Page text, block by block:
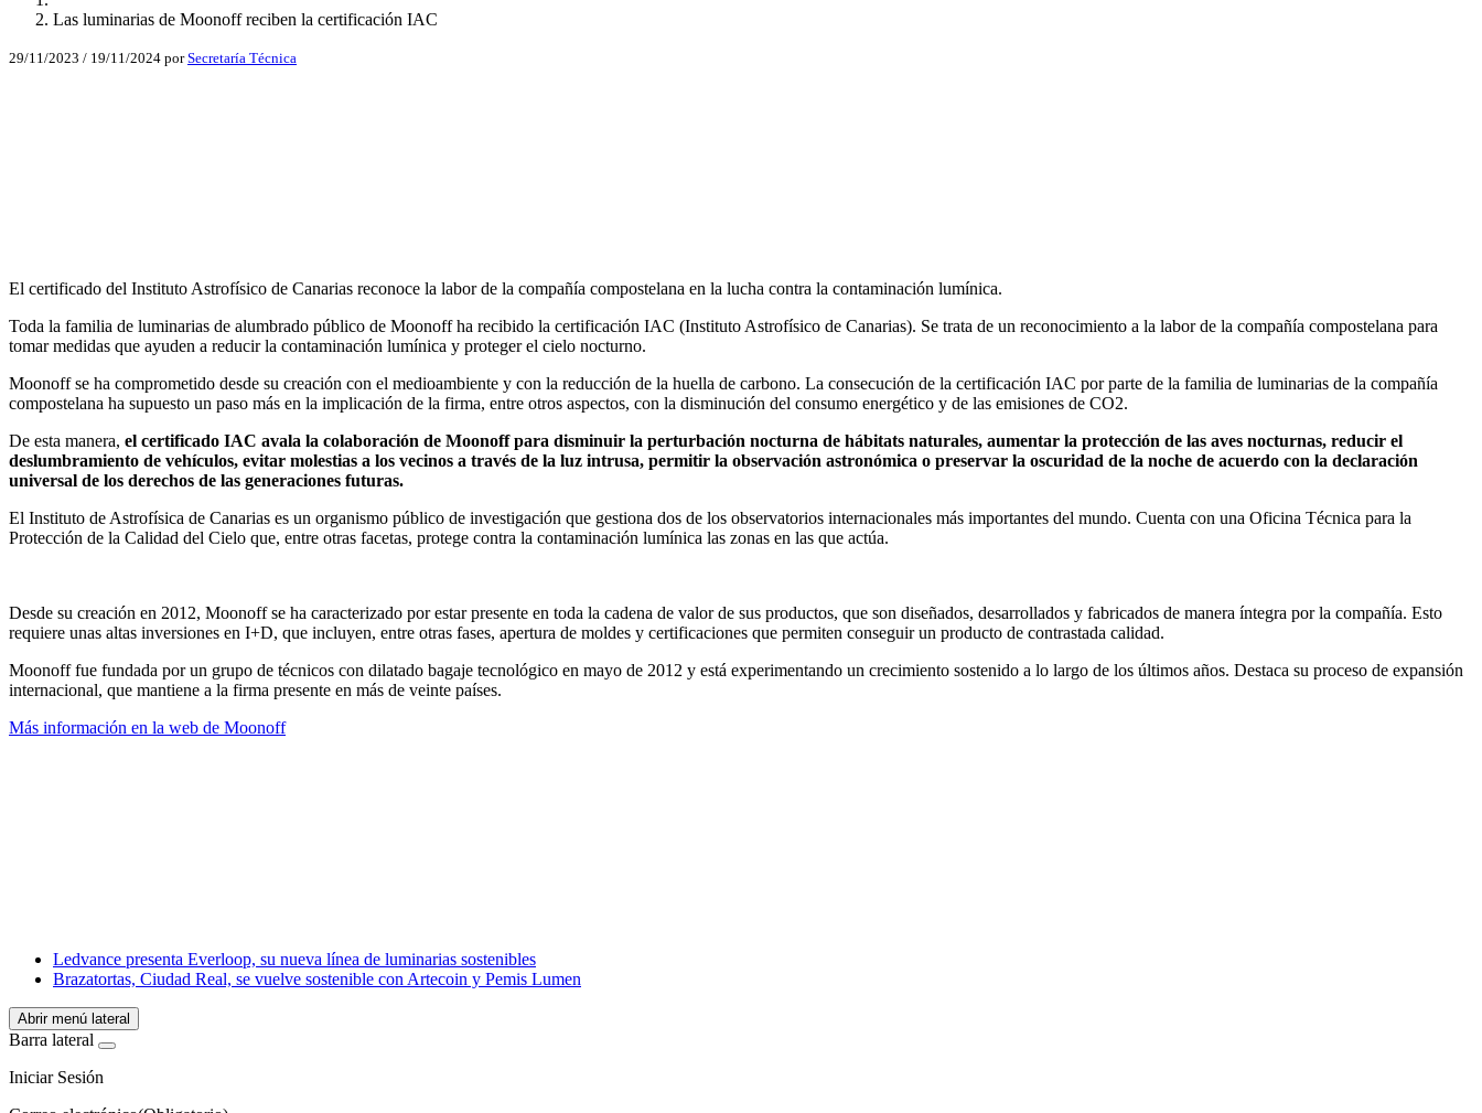
Las luminarias de Moonoff reciben la certificación IAC
29/11/2023 / 19/11/2024 porSecretaría Técnica
WhatsApp
El certificado del Instituto Astrofísico de Canarias reconoce la labor de la compañía compostelana en la lucha contra la contaminación lumínica.
Toda la familia de luminarias de alumbrado público de Moonoff ha recibido la certificación IAC (Instituto Astrofísico de Canarias). Se trata de un reconocimiento a la labor de la compañía compostelana para
tomar medidas que ayuden a reducir la contaminación lumínica y proteger el cielo nocturno.
Moonoff se ha comprometido desde su creación con el medioambiente y con la reducción de la huella de carbono. La consecución de la certificación IAC por parte de la familia de luminarias de la compañía
compostelana ha supuesto un paso más en la implicación de la firma, entre otros aspectos, con la disminución del consumo energético y de las emisiones de CO2.
De esta manera, el certificado IAC avala la colaboración de Moonoff para disminuir la perturbación nocturna de hábitats naturales, aumentar la protección de las aves nocturnas, reducir el
deslumbramiento de vehículos, evitar molestias a los vecinos a través de la luz intrusa, permitir la observación astronómica o preservar la oscuridad de la noche de acuerdo con la declaración
universal de los derechos de las generaciones futuras.
El Instituto de Astrofísica de Canarias es un organismo público de investigación que gestiona dos de los observatorios internacionales más importantes del mundo. Cuenta con una Oficina Técnica para la
Protección de la Calidad del Cielo que, entre otras facetas, protege contra la contaminación lumínica las zonas en las que actúa.
Desde su creación en 2012, Moonoff se ha caracterizado por estar presente en toda la cadena de valor de sus productos, que son diseñados, desarrollados y fabricados de manera íntegra por la compañía. Esto
requiere unas altas inversiones en I+D, que incluyen, entre otras fases, apertura de moldes y certificaciones que permiten conseguir un producto de contrastada calidad.
Moonoff fue fundada por un grupo de técnicos con dilatado bagaje tecnológico en mayo de 2012 y está experimentando un crecimiento sostenido a lo largo de los últimos años. Destaca su proceso de expansión
internacional, que mantiene a la firma presente en más de veinte países.
Más información en la web de Moonoff
WhatsApp
Ledvance presenta Everloop, su nueva línea de luminarias sostenibles
Brazatortas, Ciudad Real, se vuelve sostenible con Artecoin y Pemis Lumen
Abrir menú lateral
Barra lateral
Iniciar Sesión